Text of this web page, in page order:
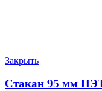
Закрыть
Стакан 95 мм